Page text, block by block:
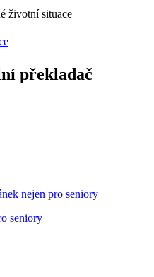
životní situace
překladač
nejen pro seniory